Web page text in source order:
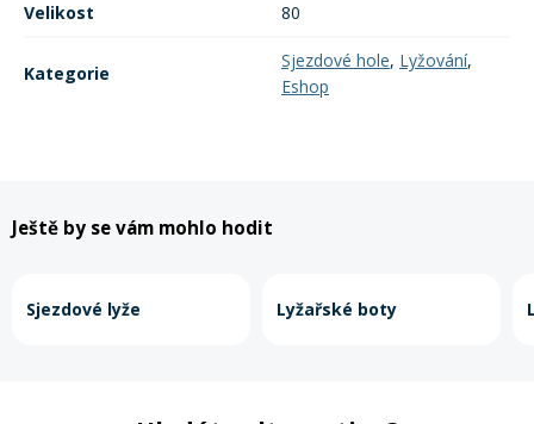
Velikost 80
Kategorie
Sjezdové hole, Lyžování,
Eshop
Ještě by se vám mohlo hodit
Sjezdové lyže Lyžařské boty